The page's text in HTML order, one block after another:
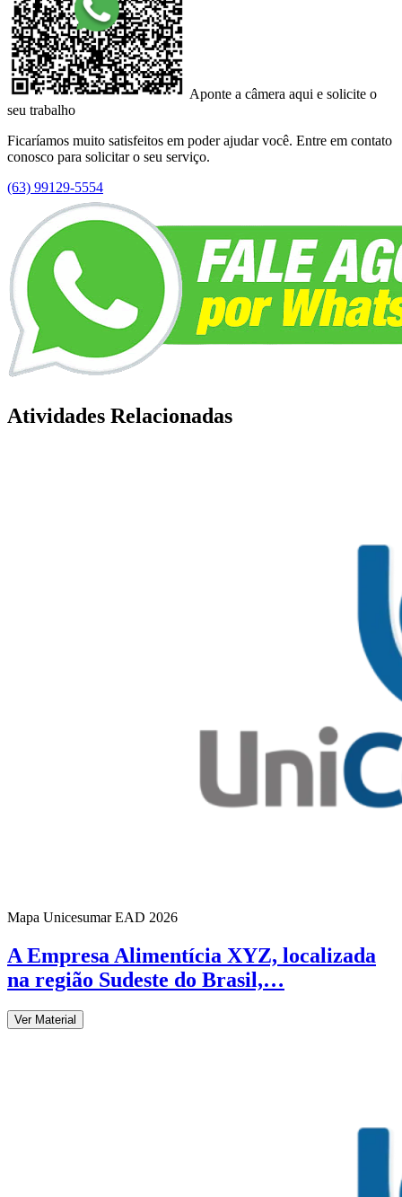
Aponte a câmera aqui e solicite o
seu trabalho
Ficaríamos muito satisfeitos em poder ajudar você. Entre em contato
conosco para solicitar o seu serviço.
(63) 99129-5554
Atividades Relacionadas
Mapa Unicesumar EAD 2026
A Empresa Alimentícia XYZ, localizada
na região Sudeste do Brasil,…
Ver Material